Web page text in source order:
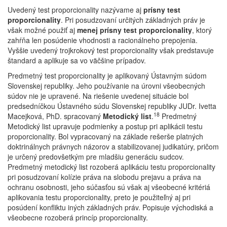
Uvedený test proporcionality nazývame aj prísny test
proporcionality. Pri posudzovaní určitých základných práv je
však možné použiť aj menej prísny test proporcionality, ktorý
zahŕňa len posúdenie vhodnosti a racionálneho prepojenia.
Vyššie uvedený trojkrokový test proporcionality však predstavuje
štandard a aplikuje sa vo väčšine prípadov.
Predmetný test proporcionality je aplikovaný Ústavným súdom
Slovenskej republiky. Jeho používanie na úrovni všeobecných
súdov nie je upravené. Na riešenie uvedenej situácie bol
predsedníčkou Ústavného súdu Slovenskej republiky JUDr. Ivetta
Macejková, PhD. spracovaný Metodický list.18 Predmetný
Metodický list upravuje podmienky a postup pri aplikácii testu
proporcionality. Bol vypracovaný na základe rešerše platných
doktrinálnych právnych názorov a stabilizovanej judikatúry, pričom
je určený predovšetkým pre mladšiu generáciu sudcov.
Predmetný metodický list rozoberá aplikáciu testu proporcionality
pri posudzovaní kolízie práva na slobodu prejavu a práva na
ochranu osobnosti, jeho súčasťou sú však aj všeobecné kritériá
aplikovania testu proporcionality, preto je použiteľný aj pri
posúdení konfliktu iných základných práv. Popisuje východiská a
všeobecne rozoberá princíp proporcionality.